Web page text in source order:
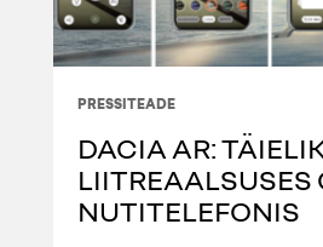
PRESSITEADE
DACIA AR:
LIITREAALSUSES
NUTITELEFONIS